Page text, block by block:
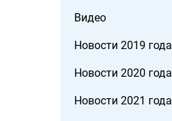
Видео
Новости 2019 года
Новости 2020 года
Новости 2021 года